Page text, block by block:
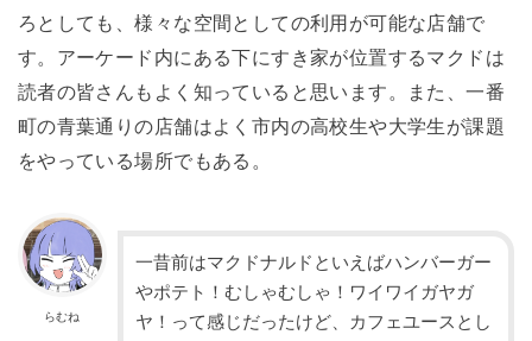
ろとしても、様々な空間としての利用が可能な店舗で
す。アーケード内にある下にすき家が位置するマクドは
読者の皆さんもよく知っていると思います。また、一番
町の青葉通りの店舗はよく市内の高校生や大学生が課題
をやっている場所でもある。
らむね
一昔前はマクドナルドといえばハンバーガー
やポテト！むしゃむしゃ！ワイワイガヤガ
ヤ！って感じだったけど、カフェユースとし